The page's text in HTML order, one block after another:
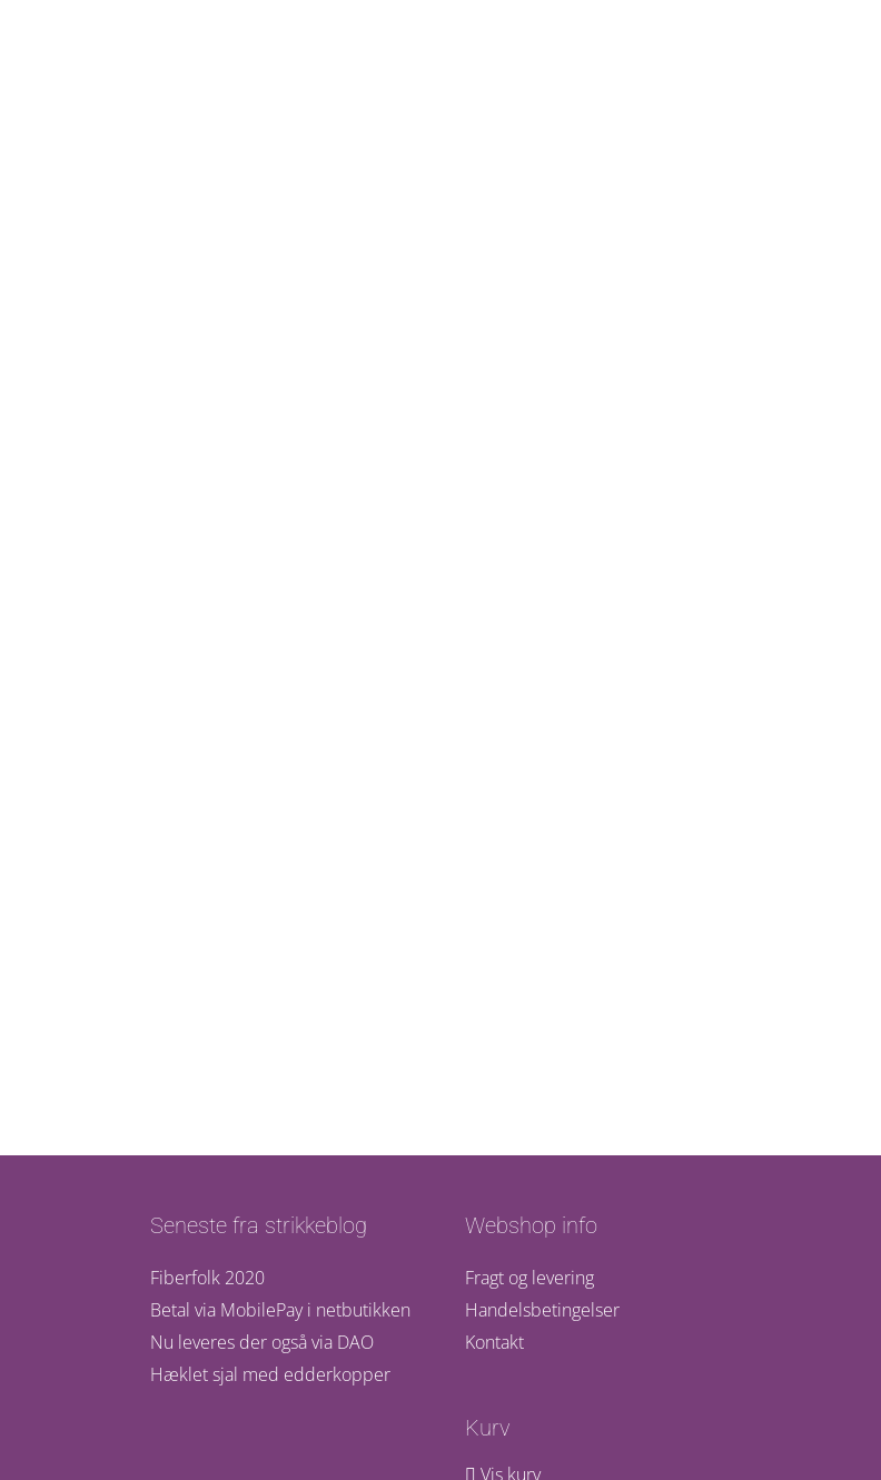
Seneste fra strikkeblog
Fiberfolk 2020
Betal via MobilePay i netbutikken
Nu leveres der også via DAO
Hæklet sjal med edderkopper
Webshop info
Fragt og levering
Handelsbetingelser
Kontakt
Kurv
Vis kurv